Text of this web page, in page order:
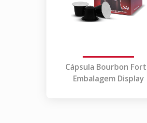
Cápsula Bourbon
Embalagem Display